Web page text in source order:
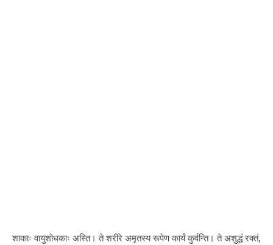
शाकाः वायुशोधकाः अस्ति। ते शरीरे अमृतस्य रूपेण कार्यं कुर्वन्ति। ते अशुद्धं रक्तं,